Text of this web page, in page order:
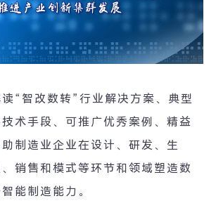
“ 智改数转 ” 行业解决方案、典型
术手段、可推广优秀案例、精益
制造业企业在设计、研发、生
销售和模式等环节和领域塑造数
能制造能力。